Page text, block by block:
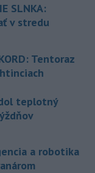
SLNKA:
v stredu
Tentoraz
teplotný
a robotika